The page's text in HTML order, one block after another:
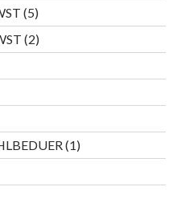
55
Produkte
22
Produkte
11
Produkt